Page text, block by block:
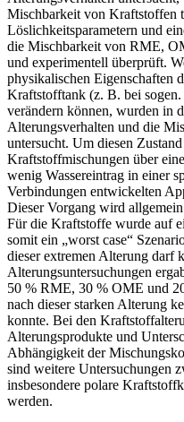
Mischbarkeit von Kraftstoffen
Löslichkeitsparametern und
die Mischbarkeit von RME,
und experimentell überprüft.
physikalischen Eigenschaften
Kraftstofftank (z. B. bei
verändern können, wurden in
Alterungsverhalten und die
untersucht. Um diesen
Kraftstoffmischungen über
wenig Wassereintrag in einer
Verbindungen entwickelten
Dieser Vorgang wird
Für die Kraftstoffe wurde auf
somit ein „worst case“
dieser extremen Alterung darf
Alterungsuntersuchungen
50 % RME, 30 % OME und
nach dieser starken Alterung
konnte. Bei den
Alterungsprodukte und
Abhängigkeit der
sind weitere Untersuchungen
insbesondere polare
werden.